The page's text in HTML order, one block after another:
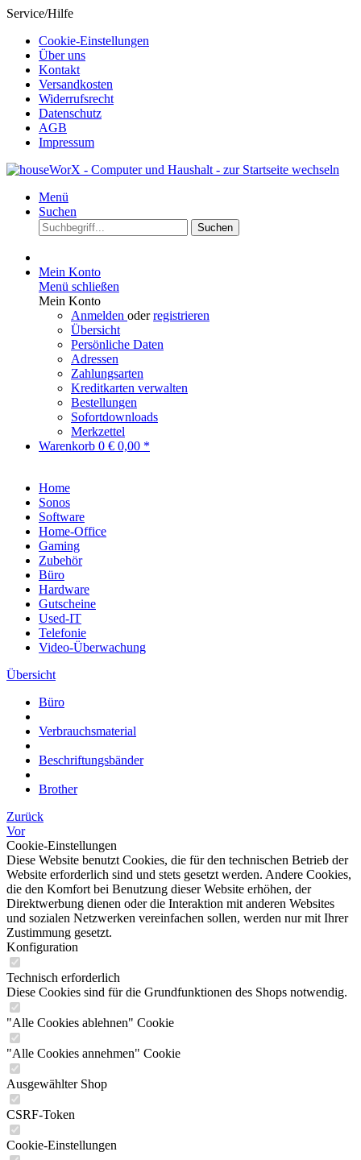
Service/Hilfe
Cookie-Einstellungen
Über uns
Kontakt
Versandkosten
Widerrufsrecht
Datenschutz
AGB
Impressum
Menü
Suchen
Suchen
Mein Konto
Menü schließen
Mein Konto
Anmelden oderregistrieren
Übersicht
Persönliche Daten
Adressen
Zahlungsarten
Kreditkarten verwalten
Bestellungen
Sofortdownloads
Merkzettel
Warenkorb 0 € 0,00 *
Home
Sonos
Software
Home-Office
Gaming
Zubehör
Büro
Hardware
Gutscheine
Used-IT
Telefonie
Video-Überwachung
Übersicht
Büro
Verbrauchsmaterial
Beschriftungsbänder
Brother
Zurück
Vor
Cookie-Einstellungen
Diese Website benutzt Cookies, die für den technischen Betrieb der
Website erforderlich sind und stets gesetzt werden. Andere Cookies,
die den Komfort bei Benutzung dieser Website erhöhen, der
Direktwerbung dienen oder die Interaktion mit anderen Websites
und sozialen Netzwerken vereinfachen sollen, werden nur mit Ihrer
Zustimmung gesetzt.
Konfiguration
Technisch erforderlich
Diese Cookies sind für die Grundfunktionen des Shops notwendig.
"Alle Cookies ablehnen" Cookie
"Alle Cookies annehmen" Cookie
Ausgewählter Shop
CSRF-Token
Cookie-Einstellungen